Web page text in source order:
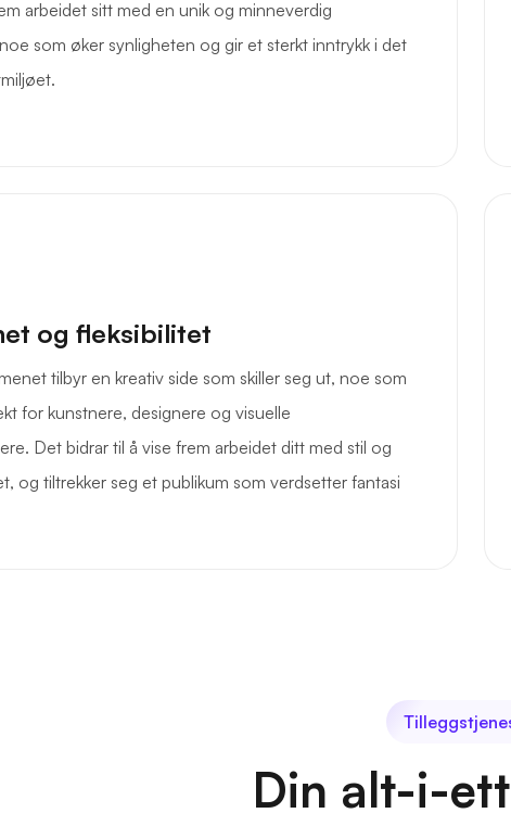
arbeidet sitt med en unik og minneverdig
som øker synligheten og gir et sterkt inntrykk i det
og fleksibilitet
tilbyr en kreativ side som skiller seg ut, noe som
for kunstnere, designere og visuelle
Det bidrar til å vise frem arbeidet ditt med stil og
og tiltrekker seg et publikum som verdsetter fantasi
Din alt-i-